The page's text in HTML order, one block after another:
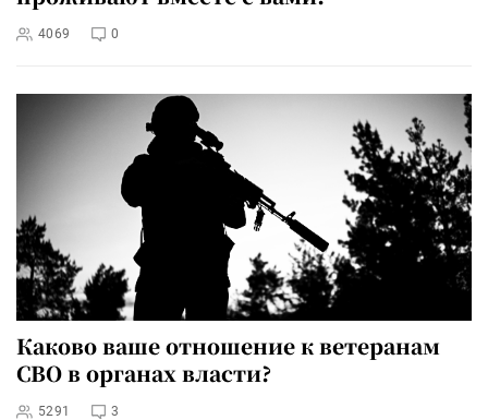
4069 0
Каково ваше отношение к ветеранам
СВО в органах власти?
5291 3